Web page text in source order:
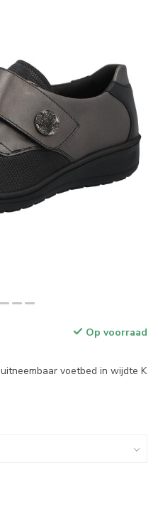
Op voorraad
voetbed in wijdte K